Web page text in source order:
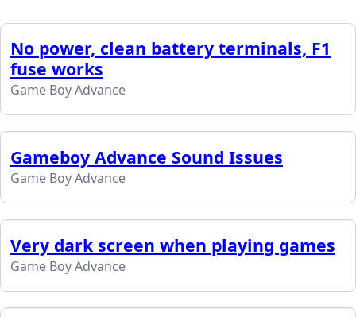
No power, clean battery terminals, F1
fuse works
Game Boy Advance
Gameboy Advance Sound Issues
Game Boy Advance
Very dark screen when playing games
Game Boy Advance